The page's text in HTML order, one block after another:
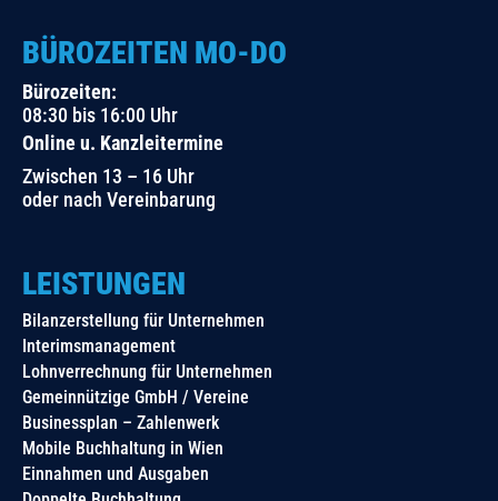
BÜROZEITEN MO-DO
Bürozeiten:
08:30 bis 16:00 Uhr
Online u. Kanzleitermine
Zwischen 13 – 16 Uhr
oder nach Vereinbarung
LEISTUNGEN
Bilanzerstellung für Unternehmen
Interimsmanagement
Lohnverrechnung für Unternehmen
Gemeinnützige GmbH / Vereine
Businessplan – Zahlenwerk
Mobile Buchhaltung in Wien
Einnahmen und Ausgaben